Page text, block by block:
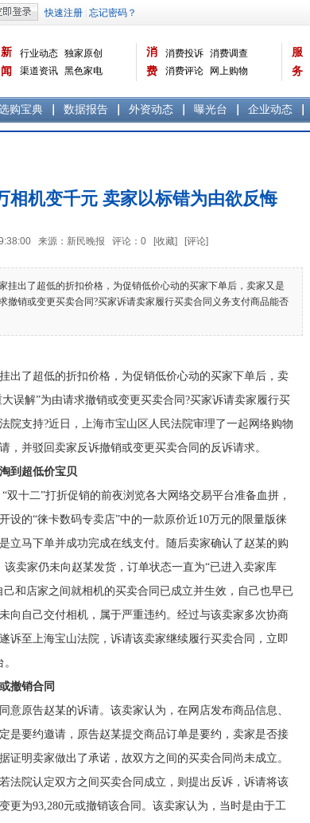
新
闻
行业动态 独家原创
渠道资讯 黑色家电
消
费
消费投诉 消费调查
消费评论
网上购物
曝光台
品牌关注
服
务
购宝典 数据报告 外资动态 曝光台 企业动态
相机变千元 卖家以标错为由欲反悔
来源：新民晚报 评论： 0 [收藏] [评论]
出了超低的折扣价格，为促销低价心动的买家下单后，卖家又是
撤销或变更买卖合同?买家诉请卖家履行买卖合同义务支付商品能否
了超低的折扣价格，为促销低价心动的买家下单后，卖
误解”为由请求撤销或变更买卖合同?买家诉请卖家履行买
院支持?近日，上海市宝山区人民法院审理了一起网络购物
，并驳回卖家反诉撤销或变更买卖合同的反诉请求。
到超低价宝贝
十二”打折促销的前夜浏览各大网络交易平台准备血拼，
设的“徕卡数码专卖店”中的一款原价近10万元的限量版徕
立马下单并成功完成在线支付。随后卖家确认了赵某的购
该卖家仍未向赵某发货，订单状态一直为“已进入卖家库
和店家之间就相机的买卖合同已成立并生效，自己也早已
向自己交付相机，属于严重违约。经过与该卖家多次协商
诉至上海宝山法院，诉请该卖家继续履行买卖合同，立即
撤销合同
原告赵某的诉请。该卖家认为，在网店发布商品信息、
是要约邀请，原告赵某提交商品订单是要约，卖家是否接
证明卖家做出了承诺，故双方之间的买卖合同尚未成立。
院认定双方之间买卖合同成立，则提出反诉，诉请将该
更为93,280元或撤销该合同。该卖家认为，当时是由于工